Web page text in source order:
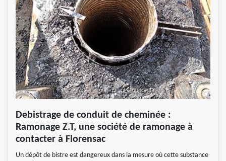
Debistrage de conduit de cheminée :
Ramonage Z.T, une société de ramonage à
contacter à Florensac
Un dépôt de bistre est dangereux dans la mesure où cette substance